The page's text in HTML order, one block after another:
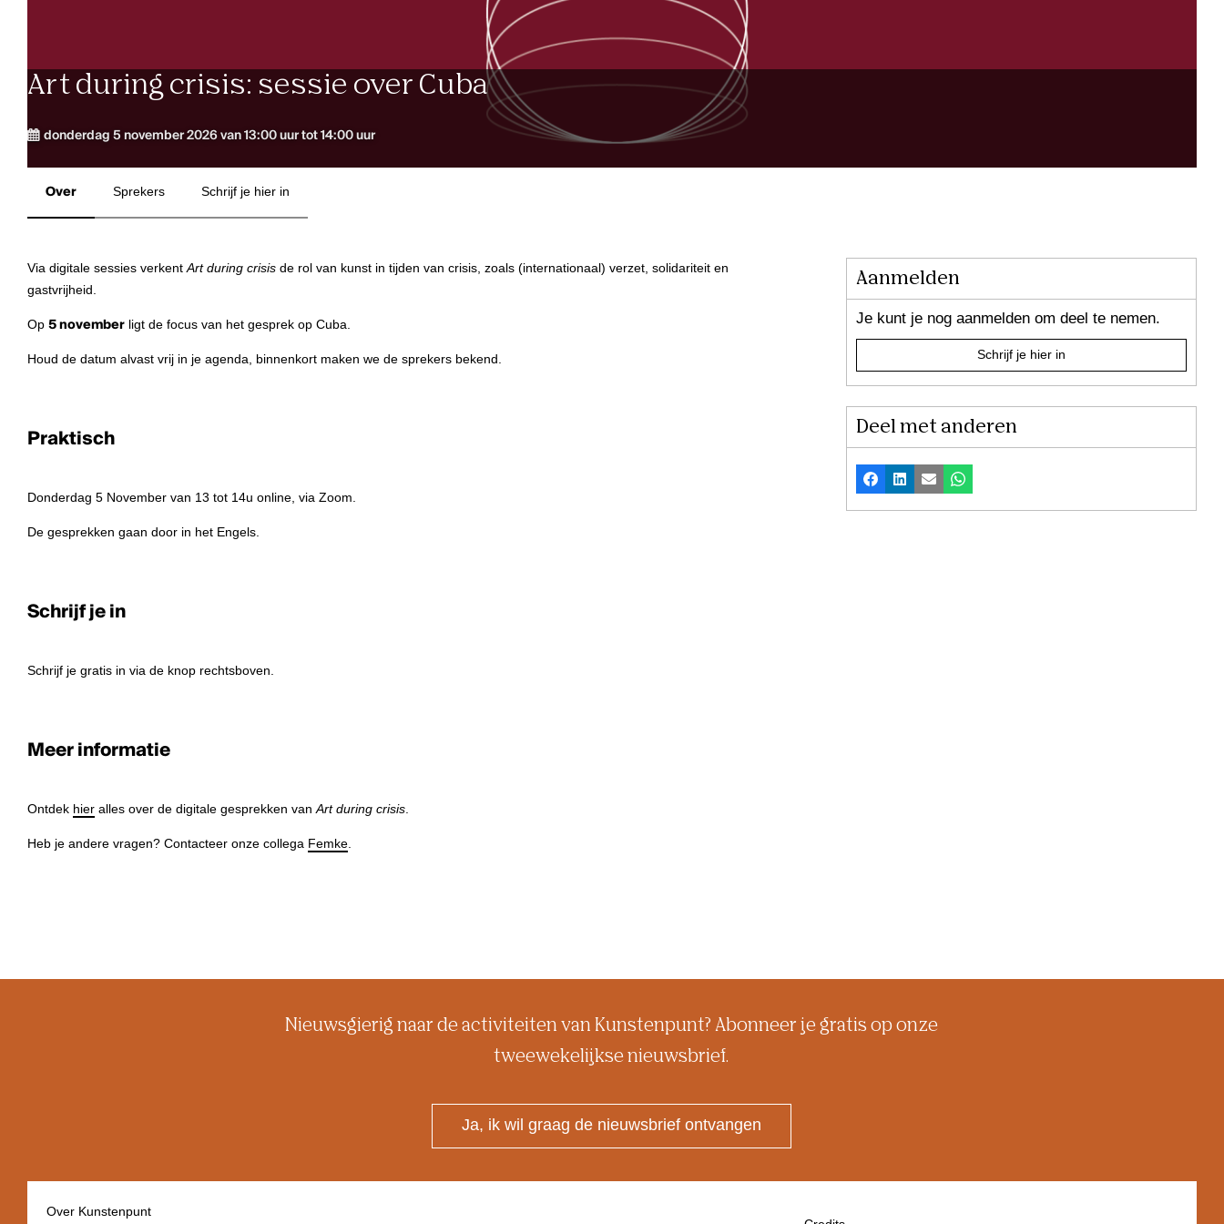
Art during crisis: sessie over Cuba
donderdag 5 november 2026 van 13:00 uur tot 14:00 uur
Over Sprekers Schrijf je hier in
Via digitale sessies verkentArt during crisis de rol van kunst in tijden van crisis, zoals (internationaal) verzet, solidariteit en
gastvrijheid.
Op 5 november ligt de focus van het gesprek op Cuba.
Houd de datum alvast vrij in je agenda, binnenkort maken we de sprekers bekend.
Praktisch
Donderdag 5 November van 13 tot 14u online, via Zoom.
De gesprekken gaan door in het Engels.
Schrijf je in
Schrijf je gratis in via de knop rechtsboven.
Meer informatie
Ontdek hier alles over de digitale gesprekken vanArt during crisis.
Heb je andere vragen? Contacteer onze collega Femke.
Aanmelden
Je kunt je nog aanmelden om deel te nemen.
Schrijf je hier in
Deel met anderen
Facebook
LinkedInE-mailWhatsapp
Nieuwsgierig naar de activiteiten van Kunstenpunt? Abonneer je gratis op onze
tweewekelijkse nieuwsbrief.
Ja, ik wil graag de nieuwsbrief ontvangen
Over Kunstenpunt